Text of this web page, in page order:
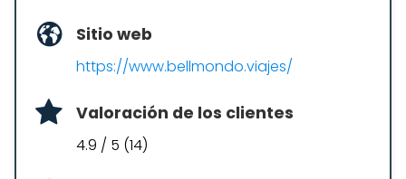
Sitio web
https://www.bellmondo.viajes/
Valoración de los clientes
4.9 / 5 (14)